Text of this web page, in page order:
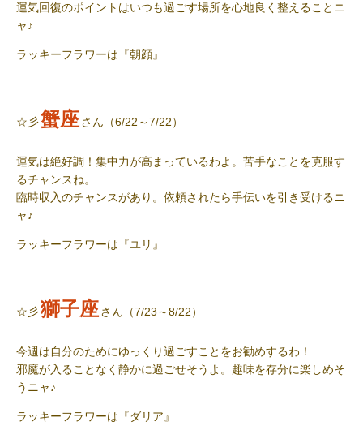
運気回復のポイントはいつも過ごす場所を心地良く整えることニ
ャ♪
ラッキーフラワーは『朝顔』
☆彡蟹座さん（6/22～7/22）
運気は絶好調！集中力が高まっているわよ。苦手なことを克服す
るチャンスね。
臨時収入のチャンスがあり。依頼されたら手伝いを引き受けるニ
ャ♪
ラッキーフラワーは『ユリ』
☆彡獅子座さん（7/23～8/22）
今週は自分のためにゆっくり過ごすことをお勧めするわ！
邪魔が入ることなく静かに過ごせそうよ。趣味を存分に楽しめそ
うニャ♪
ラッキーフラワーは『ダリア』